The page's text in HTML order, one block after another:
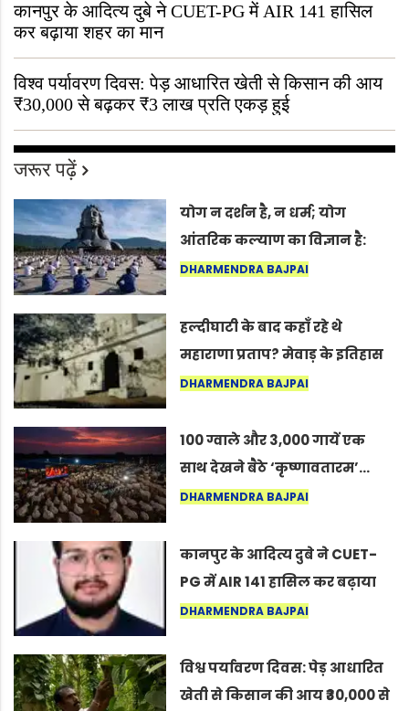
कानपुर के आदित्य दुबे ने CUET-PG में AIR 141 हासिल
कर बढ़ाया शहर का मान
विश्व पर्यावरण दिवस: पेड़ आधारित खेती से किसान की आय
₹30,000 से बढ़कर ₹3 लाख प्रति एकड़ हुई
जरूर पढ़ें
योग न दर्शन है, न धर्म; योग
आंतरिक कल्याण का विज्ञान है:
अंतरराष्ट्रीय योग दिवस 2026 पर
DHARMENDRA BAJPAI
हल्दीघाटी के बाद कहाँ रहे थे
महाराणा प्रताप? मेवाड़ के इतिहास
का वह अनकहा अध्याय जो आज भी
DHARMENDRA BAJPAI
100 ग्वाले और 3,000 गायें एक
साथ देखने बैठे ‘कृष्णावतारम’…
नागपुर में दिखा ऐसा नज़ारा कि
कर सकते हैं”
DHARMENDRA BAJPAI
कानपुर के आदित्य दुबे ने CUET-
PG में AIR 141 हासिल कर बढ़ाया
शहर का मान
DHARMENDRA BAJPAI
विश्व पर्यावरण दिवस: पेड़ आधारित
खेती से किसान की आय ₹30,000 से